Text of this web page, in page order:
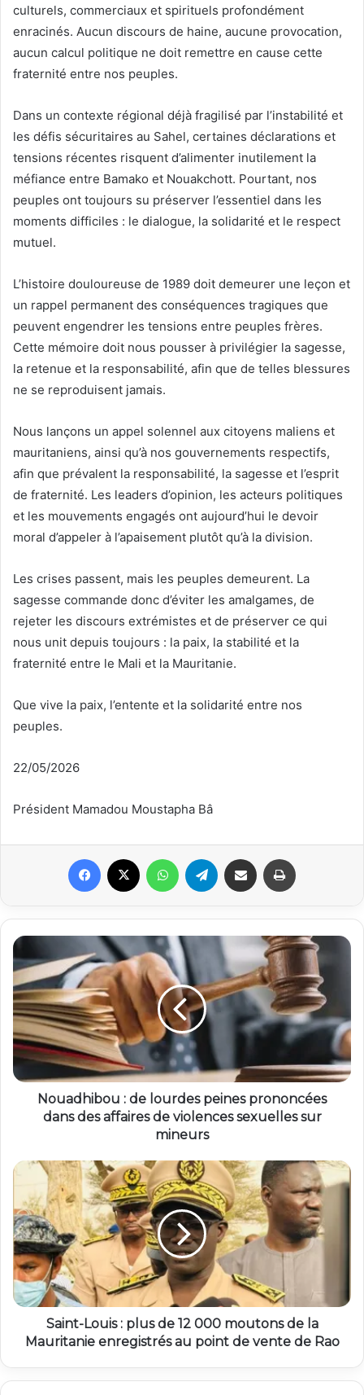
culturels, commerciaux et spirituels profondément
enracinés. Aucun discours de haine, aucune provocation,
aucun calcul politique ne doit remettre en cause cette
fraternité entre nos peuples.
Dans un contexte régional déjà fragilisé par l’instabilité et
les défis sécuritaires au Sahel, certaines déclarations et
tensions récentes risquent d’alimenter inutilement la
méfiance entre Bamako et Nouakchott. Pourtant, nos
peuples ont toujours su préserver l’essentiel dans les
moments difficiles : le dialogue, la solidarité et le respect
mutuel.
L’histoire douloureuse de 1989 doit demeurer une leçon et
un rappel permanent des conséquences tragiques que
peuvent engendrer les tensions entre peuples frères.
Cette mémoire doit nous pousser à privilégier la sagesse,
la retenue et la responsabilité, afin que de telles blessures
ne se reproduisent jamais.
Nous lançons un appel solennel aux citoyens maliens et
mauritaniens, ainsi qu’à nos gouvernements respectifs,
afin que prévalent la responsabilité, la sagesse et l’esprit
de fraternité. Les leaders d’opinion, les acteurs politiques
et les mouvements engagés ont aujourd’hui le devoir
moral d’appeler à l’apaisement plutôt qu’à la division.
Les crises passent, mais les peuples demeurent. La
sagesse commande donc d’éviter les amalgames, de
rejeter les discours extrémistes et de préserver ce qui
nous unit depuis toujours : la paix, la stabilité et la
fraternité entre le Mali et la Mauritanie.
Que vive la paix, l’entente et la solidarité entre nos
peuples.
22/05/2026
Président Mamadou Moustapha Bâ
Facebook WhatsAppTelegram Partager par email
Nouadhibou : de lourdes peines prononcées
dans des affaires de violences sexuelles sur
mineurs
Saint-Louis : plus de 12 000 moutons de la
Mauritanie enregistrés au point de vente de Rao